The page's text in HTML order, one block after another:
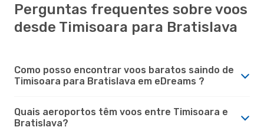
Perguntas frequentes sobre voos
desde Timisoara para Bratislava
Como posso encontrar voos baratos saindo de
Timisoara para Bratislava em eDreams ?
Quais aeroportos têm voos entre Timisoara e
Bratislava?